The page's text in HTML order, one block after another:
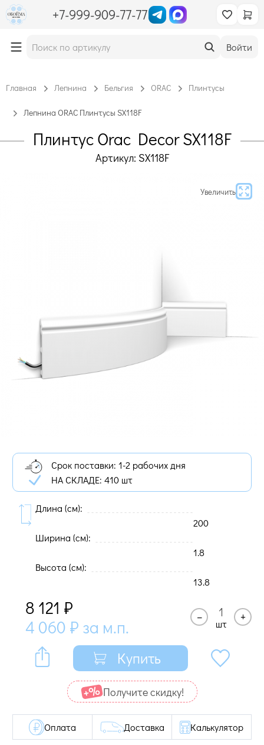
+7-999-909-77-77
Войти
Главная Лепнина Бельгия ORAC Плинтусы
Лепнина ORAC Плинтусы SX118F
Плинтус Orac Decor SX118F
Артикул: SX118F
Увеличить
Срок поставки: 1-2 рабочих дня
НА СКЛАДЕ: 410 шт
Длина (cм):
200
Ширина (cм):
1.8
Высота (cм):
13.8
8 121 ₽
4 060 ₽ за м.п. –
шт
+
Купить
Получите cкидку!
Оплата Доставка Калькулятор